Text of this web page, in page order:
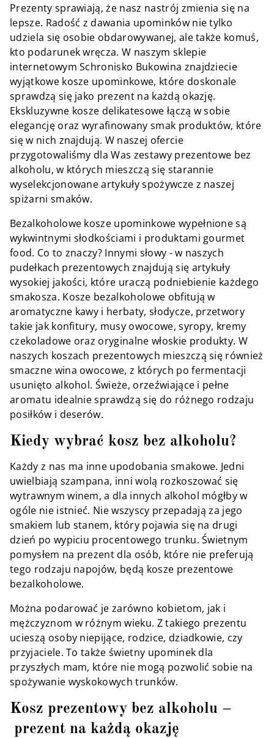
Prezenty sprawiają, że nasz nastrój zmienia się na
lepsze. Radość z dawania upominków nie tylko
udziela się osobie obdarowywanej, ale także komuś,
kto podarunek wręcza. W naszym sklepie
internetowym Schronisko Bukowina znajdziecie
wyjątkowe kosze upominkowe, które doskonale
sprawdzą się jako prezent na każdą okazję.
Ekskluzywne kosze delikatesowe łączą w sobie
elegancję oraz wyrafinowany smak produktów, które
się w nich znajdują. W naszej ofercie
przygotowaliśmy dla Was zestawy prezentowe bez
alkoholu, w których mieszczą się starannie
wyselekcjonowane artykuły spożywcze z naszej
spiżarni smaków.
Bezalkoholowe kosze upominkowe wypełnione są
wykwintnymi słodkościami i produktami gourmet
food. Co to znaczy? Innymi słowy - w naszych
pudełkach prezentowych znajdują się artykuły
wysokiej jakości, które uraczą podniebienie każdego
smakosza. Kosze bezalkoholowe obfitują w
aromatyczne kawy i herbaty, słodycze, przetwory
takie jak konfitury, musy owocowe, syropy, kremy
czekoladowe oraz oryginalne włoskie produkty. W
naszych koszach prezentowych mieszczą się również
smaczne wina owocowe, z których po fermentacji
usunięto alkohol. Świeże, orzeźwiające i pełne
aromatu idealnie sprawdzą się do różnego rodzaju
posiłków i deserów.
Kiedy wybrać kosz bez alkoholu?
Każdy z nas ma inne upodobania smakowe. Jedni
uwielbiają szampana, inni wolą rozkoszować się
wytrawnym winem, a dla innych alkohol mógłby w
ogóle nie istnieć. Nie wszyscy przepadają za jego
smakiem lub stanem, który pojawia się na drugi
dzień po wypiciu procentowego trunku. Świetnym
pomysłem na prezent dla osób, które nie preferują
tego rodzaju napojów, będą kosze prezentowe
bezalkoholowe.
Można podarować je zarówno kobietom, jak i
mężczyznom w różnym wieku. Z takiego prezentu
ucieszą osoby niepijące, rodzice, dziadkowie, czy
przyjaciele. To także świetny upominek dla
przyszłych mam, które nie mogą pozwolić sobie na
spożywanie wyskokowych trunków.
Kosz prezentowy bez alkoholu –
prezent na każdą okazję